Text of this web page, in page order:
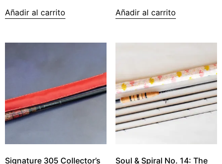
Añadir al carrito Añadir al carrito
Signature 305 Collector’s
Soul & Spiral No. 14: The